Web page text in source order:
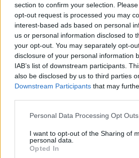
section to confirm your selection.
opt-out request is processed you may
interest-based ads based on personal
us or personal information disclosed to
your opt-out. You may separately opt-
disclosure of your personal information
IAB’s list of downstream participants.
also be disclosed by us to third parties
Downstream Participants that may
Personal Data Processing Opt Outs
I want to opt-out of the Sharing of
personal data.
Opted In
1
Pretep v gostinskem lokalu v
moškega udaril s steklenico in
2
(VIDEO) "Mislil sem, da je
velenjske picerije o padcu s
Hrvaškem
3
Dopustniška drama: Policija
Korošico po pristanku
4
Na Šaleški cesti v Velenju
tri vozila
5
Prijava pogrešanja razkrila
Osmrtnice